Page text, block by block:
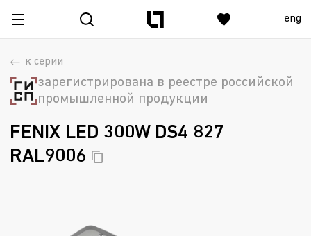
eng
к серии
зарегистрирована в реестре российской
промышленной продукции
FENIX LED 300W DS4 827
RAL9006